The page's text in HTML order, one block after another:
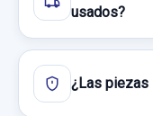
ELEVALUNAS
usados?
¿Las piezas